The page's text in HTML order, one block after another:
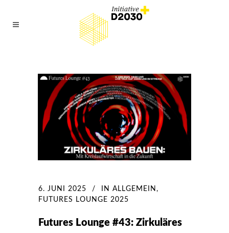
6. JUNI 2025 IN ALLGEMEIN ,
FUTURES LOUNGE 2025
Futures Lounge #43: Zirkuläres